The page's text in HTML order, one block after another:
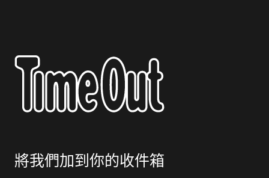
將我們加到你的收件箱